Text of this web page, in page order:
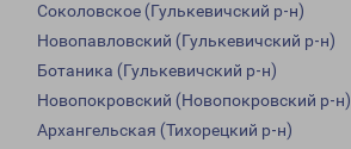
Соколовское (Гулькевичский р-н)
Новопавловский (Гулькевичский р-н)
Ботаника (Гулькевичский р-н)
Новопокровский (Новопокровский р-н)
Архангельская (Тихорецкий р-н)